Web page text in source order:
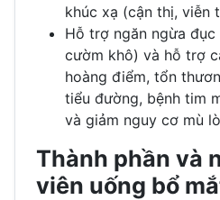
khúc xạ (cận thị, viễn
Hỗ trợ ngăn ngừa
cườm khô) và hỗ trợ
hoàng điểm, tổn
tiểu đường, bệnh tim
và giảm nguy cơ mù
Thành phần và
viên uống bổ